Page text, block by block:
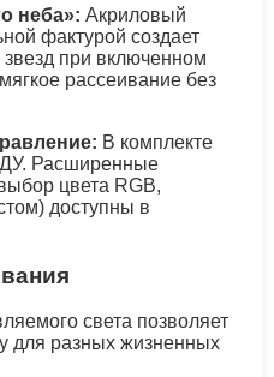
неба»: Акриловый
фактурой создает
при включенном
рассеивание без
В комплекте
ДУ. Расширенные
цвета RGB,
доступны в
света позволяет
для разных жизненных